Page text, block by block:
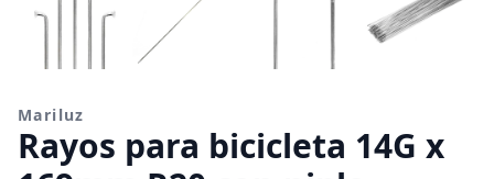
Mariluz
Rayos para bicicleta 14G x